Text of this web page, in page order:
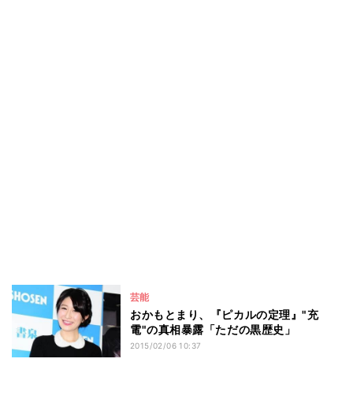
芸能
おかもとまり、『ピカルの定理』"充
電"の真相暴露「ただの黒歴史」
2015/02/06 10:37